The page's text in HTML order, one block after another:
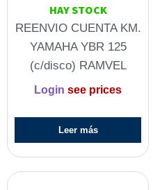
HAY STOCK
REENVIO CUENTA KM.
YAMAHA YBR 125
(c/disco) RAMVEL
Login see prices
Leer más